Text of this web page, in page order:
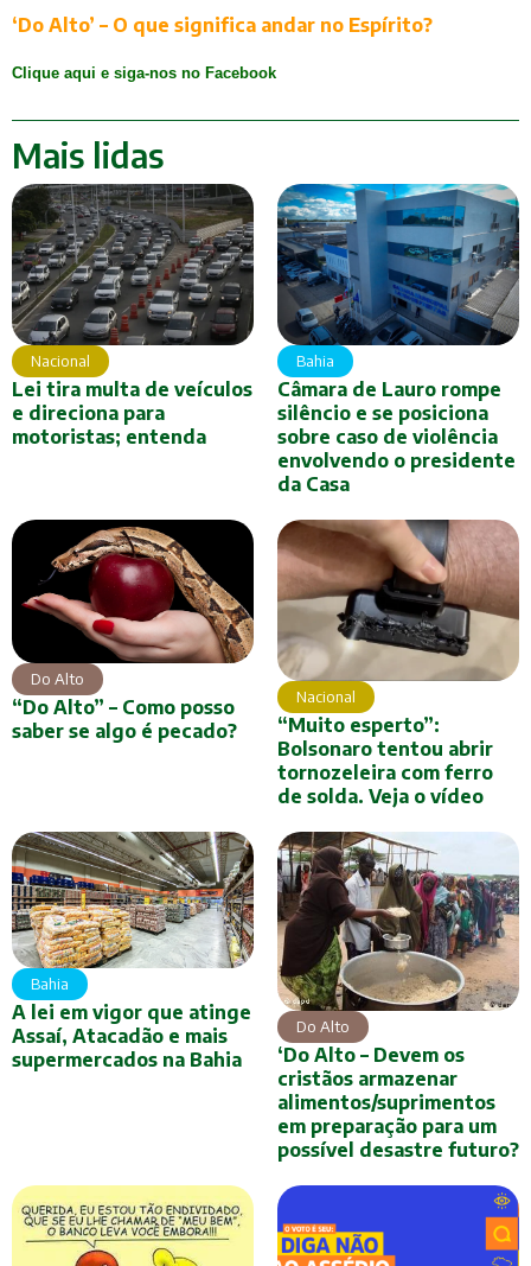
‘Do Alto’ – O que significa andar no Espírito?
Clique aqui e siga-nos no Facebook
Mais lidas
Nacional
Lei tira multa de veículos
e direciona para
motoristas; entenda
Bahia
Câmara de Lauro rompe
silêncio e se posiciona
sobre caso de violência
envolvendo o presidente
da Casa
Do Alto
“Do Alto” – Como posso
saber se algo é pecado?
Nacional
“Muito esperto”:
Bolsonaro tentou abrir
tornozeleira com ferro
de solda. Veja o vídeo
Bahia
A lei em vigor que atinge
Assaí, Atacadão e mais
supermercados na Bahia
Do Alto
‘Do Alto – Devem os
cristãos armazenar
alimentos/suprimentos
em preparação para um
possível desastre futuro?